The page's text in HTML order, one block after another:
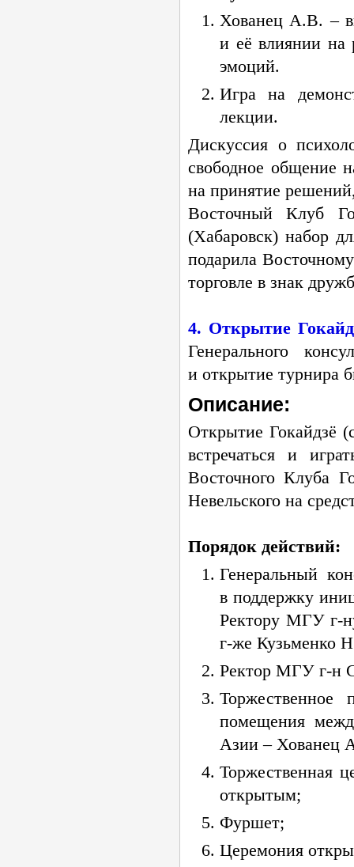
Хованец А.В. –
и её влиянии на
эмоций.
Игра на
лекции.
Дискуссия о
свободное общение
на принятие
Восточный Клуб
(Хабаровск) набор
подарила
торговле в знак
4. Открытие
Генерального
и открытие турнира
Описание:
Открытие Гокайдзё
встречаться и
Восточного Клуба
Невельского на
Порядок действий:
Генеральный
в поддержку
Ректору МГУг-
г-же Кузьменко
Ректор МГУ г-н
Торжественное
помещения
Азии – Хованец
Торжественная
открытым;
Фуршет;
Церемония